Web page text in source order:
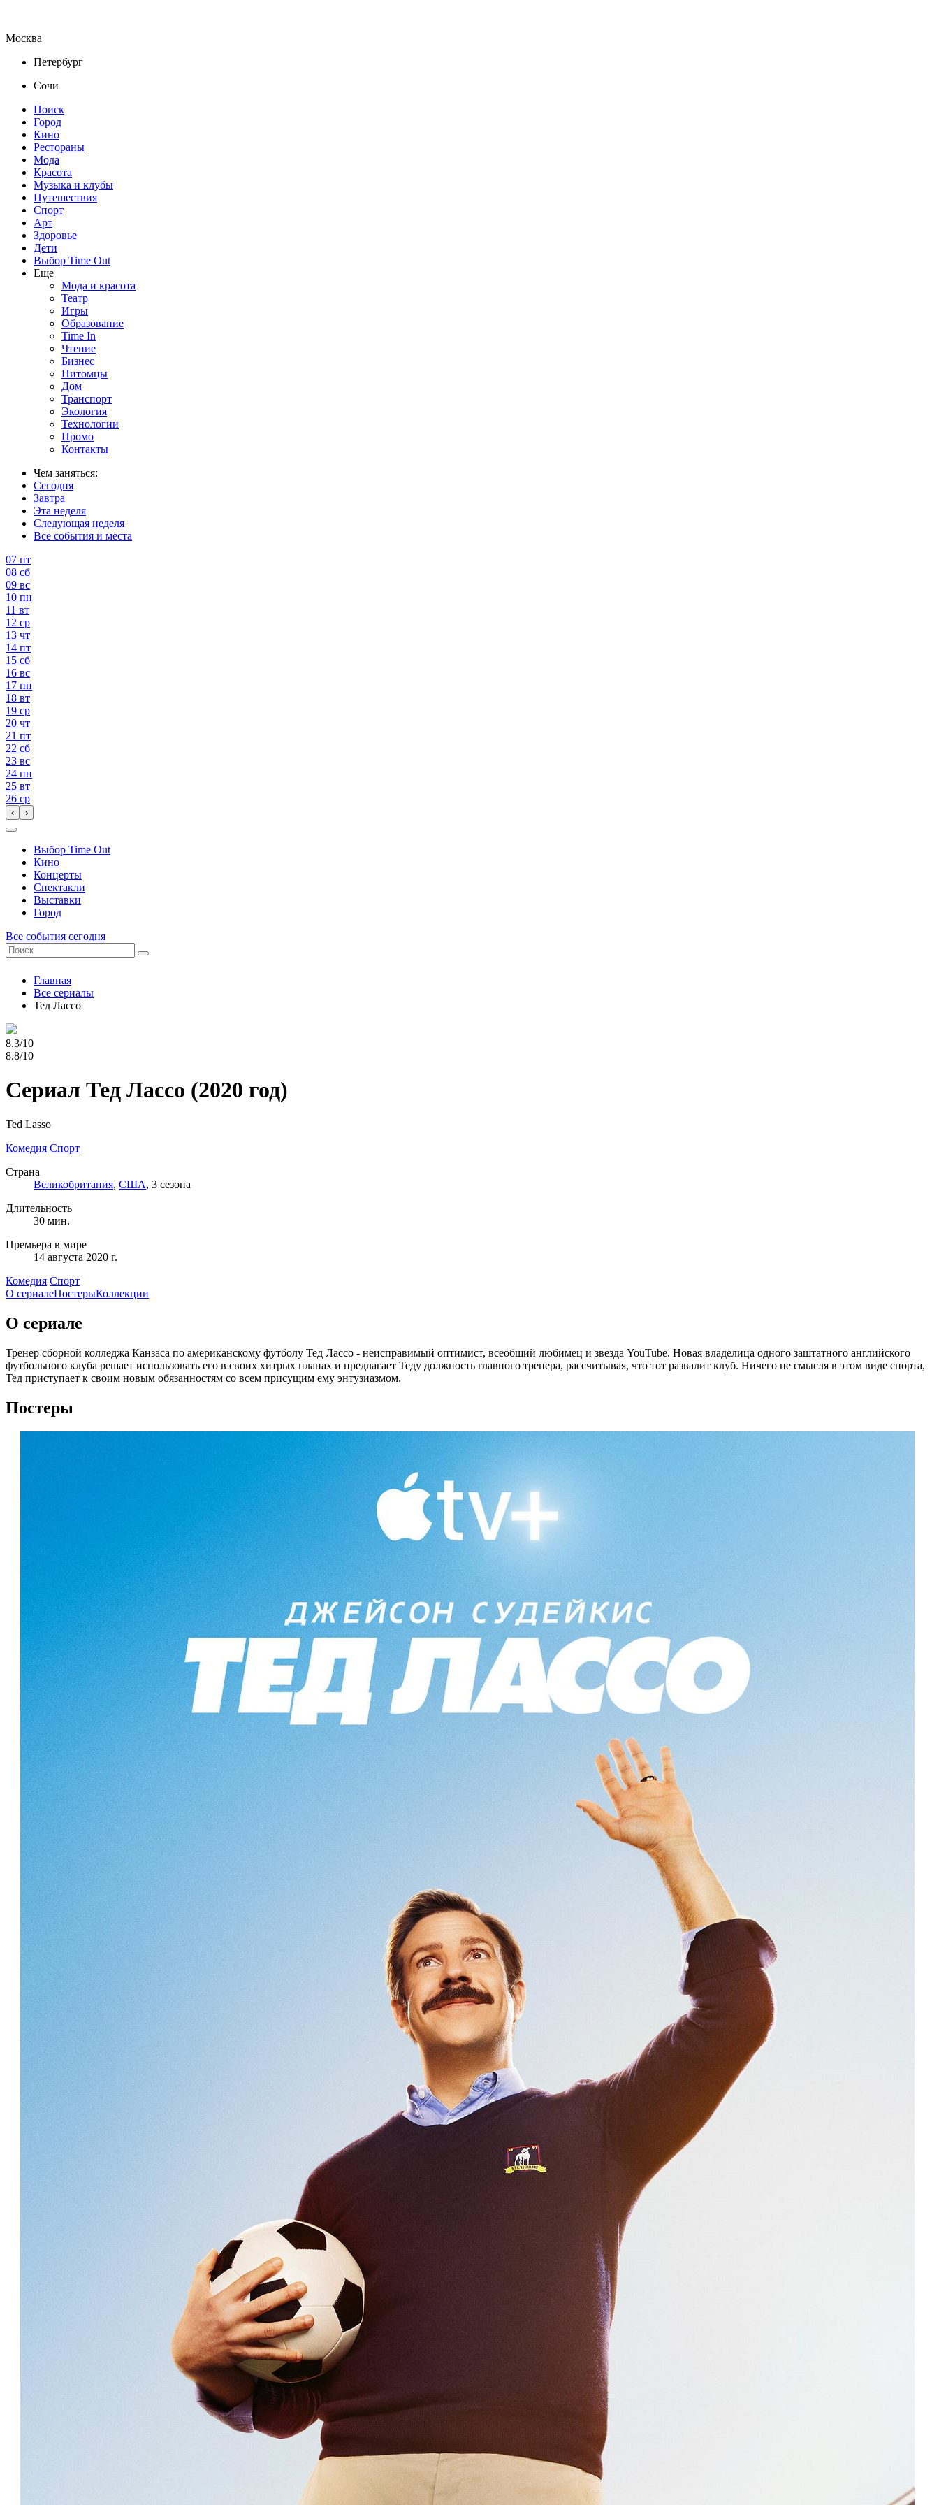
Москва
Петербург
Сочи
Поиск
Город
Кино
Рестораны
Мода
Красота
Музыка и клубы
Путешествия
Спорт
Арт
Здоровье
Дети
Выбор Time Out
Еще
Мода и красота
Театр
Игры
Образование
Time In
Чтение
Бизнес
Питомцы
Дом
Транспорт
Экология
Технологии
Промо
Контакты
Чем заняться:
Сегодня
Завтра
Эта неделя
Следующая неделя
Все события и места
07 пт
08 сб
09 вс
10 пн
11 вт
12 ср
13 чт
14 пт
15 сб
16 вс
17 пн
18 вт
19 ср
20 чт
21 пт
22 сб
23 вс
24 пн
25 вт
26 ср
‹ ›
Выбор Time Out
Кино
Концерты
Спектакли
Выставки
Город
Все события сегодня
Главная
Все сериалы
Тед Лассо
8.3/10
8.8/10
Сериал Тед Лассо (2020 год)
Ted Lasso
Комедия Спорт
Страна
Великобритания, США, 3 сезона
Длительность
30 мин.
Премьера в мире
14 августа 2020 г.
Комедия Спорт
О сериалеПостерыКоллекции
О сериале
Тренер сборной колледжа Канзаса по американскому футболу Тед Лассо - неисправимый оптимист, всеобщий любимец и звезда YouTube. Новая владелица одного заштатного английского
футбольного клуба решает использовать его в своих хитрых планах и предлагает Теду должность главного тренера, рассчитывая, что тот развалит клуб. Ничего не смысля в этом виде спорта,
Тед приступает к своим новым обязанностям со всем присущим ему энтузиазмом.
Постеры